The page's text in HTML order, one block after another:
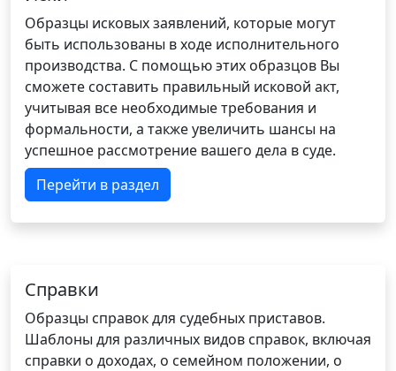
Образцы исковых заявлений, которые могут
быть использованы в ходе исполнительного
производства. С помощью этих образцов Вы
сможете составить правильный исковой акт,
учитывая все необходимые требования и
формальности, а также увеличить шансы на
успешное рассмотрение вашего дела в суде.
Перейти в раздел
Справки
Образцы справок для судебных приставов.
Шаблоны для различных видов справок, включая
справки о доходах, о семейном положении, о